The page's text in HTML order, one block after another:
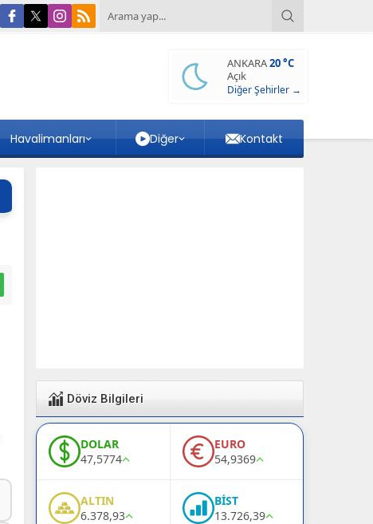
ANKARA20 °C
Açık
Diğer Şehirler →
Havalimanları Diğer Kontakt
Döviz Bilgileri
DOLAR
47,5774
EURO
54,9369
ALTIN
6.378,93
BİST
13.726,39